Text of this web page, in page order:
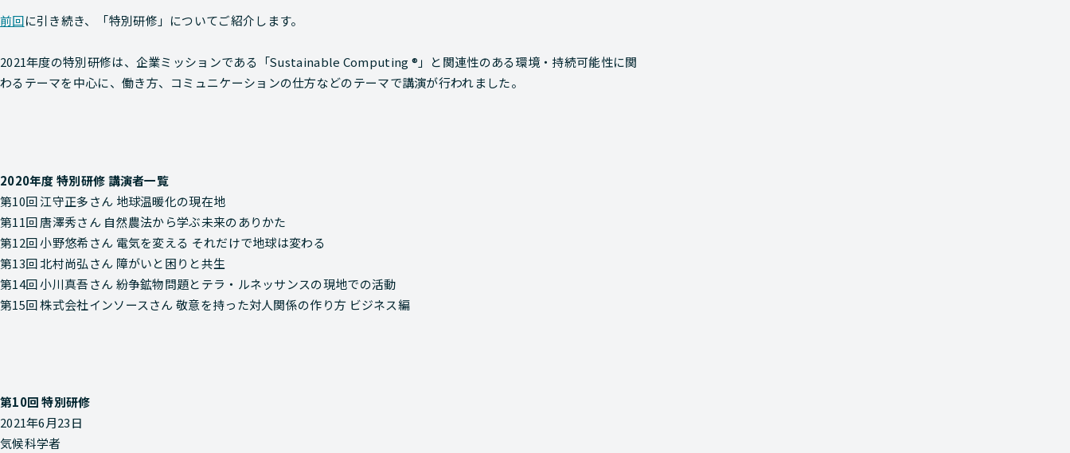
前回に引き続き、「特別研修」についてご紹介します。
2021年度の特別研修は、企業ミッションである「Sustainable Computing ®」と関連性のある環境・持続可能性に関
わるテーマを中心に、働き方、コミュニケーションの仕方などのテーマで講演が行われました。
2020年度 特別研修 講演者一覧
第10回 江守正多さん 地球温暖化の現在地
第11回 唐澤秀さん 自然農法から学ぶ未来のありかた
第12回 小野悠希さん 電気を変える それだけで地球は変わる
第13回 北村尚弘さん 障がいと困りと共生
第14回 小川真吾さん 紛争鉱物問題とテラ・ルネッサンスの現地での活動
第15回 株式会社インソースさん 敬意を持った対人関係の作り方 ビジネス編
第10回 特別研修
2021年6月23日
気候科学者